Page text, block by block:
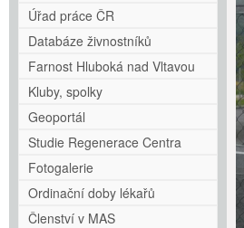
Úřad práce ČR
Databáze živnostníků
Farnost Hluboká nad Vltavou
Kluby, spolky
Geoportál
Studie Regenerace Centra
Fotogalerie
Ordinační doby lékařů
Členství v MAS